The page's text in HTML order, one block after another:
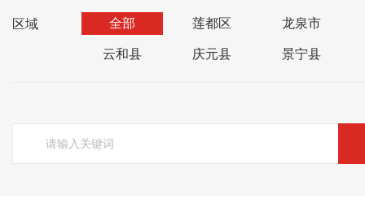
区域 全部 莲都区 龙泉市
云和县 庆元县 景宁县